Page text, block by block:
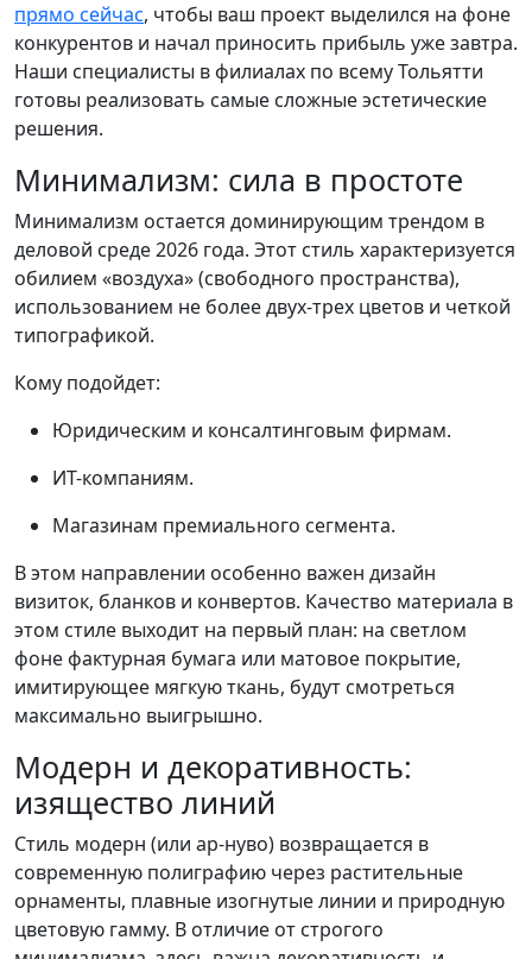
прямо сейчас, чтобы ваш проект выделился на фоне
конкурентов и начал приносить прибыль уже завтра.
Наши специалисты в филиалах по всему Тольятти
готовы реализовать самые сложные эстетические
решения.
Минимализм: сила в простоте
Минимализм остается доминирующим трендом в
деловой среде 2026 года. Этот стиль характеризуется
обилием «воздуха» (свободного пространства),
использованием не более двух-трех цветов и четкой
типографикой.
Кому подойдет:
Юридическим и консалтинговым фирмам.
ИТ-компаниям.
Магазинам премиального сегмента.
В этом направлении особенно важен дизайн
визиток, бланков и конвертов. Качество материала в
этом стиле выходит на первый план: на светлом
фоне фактурная бумага или матовое покрытие,
имитирующее мягкую ткань, будут смотреться
максимально выигрышно.
Модерн и декоративность:
изящество линий
Стиль модерн (или ар-нуво) возвращается в
современную полиграфию через растительные
орнаменты, плавные изогнутые линии и природную
цветовую гамму. В отличие от строгого